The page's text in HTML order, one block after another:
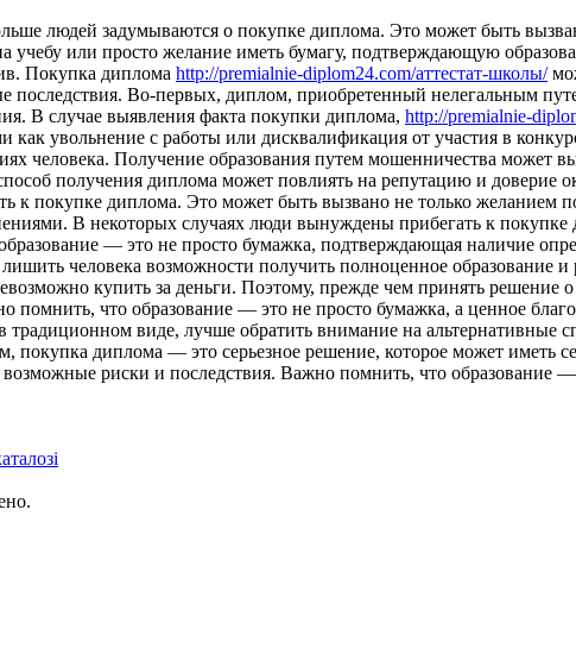
людей задумываются о покупке диплома. Это может быть
учебу или просто желание иметь бумагу, подтверждающую
Покупка диплома http://premialnie-diplom24.com/аттестат-школы/
последствия. Во-первых, диплом, приобретенный нелегальным
В случае выявления факта покупки диплома, http://premialnie-
увольнение с работы или дисквалификация от участия в
человека. Получение образования путем мошенничества может
получения диплома может повлиять на репутацию и доверие
к покупке диплома. Это может быть вызвано не только
В некоторых случаях люди вынуждены прибегать к покупке
— это не просто бумажка, подтверждающая наличие
человека возможности получить полноценное образование
купить за деньги. Поэтому, прежде чем принять решение
помнить, что образование — это не просто бумажка, а ценное
традиционном виде, лучше обратить внимание на
диплома — это серьезное решение, которое может иметь
возможные риски и последствия. Важно помнить, что образование